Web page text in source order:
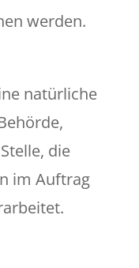
werden.
natürliche
die
im Auftrag